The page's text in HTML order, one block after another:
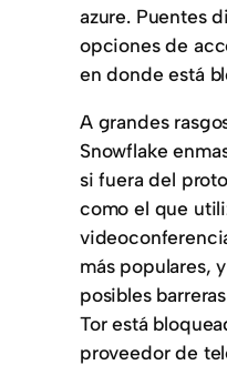
azure. Puentes
opciones de
en donde está
A grandes
Snowflake
si fuera del
como el que
más populares,
posibles
Tor está
proveedor de